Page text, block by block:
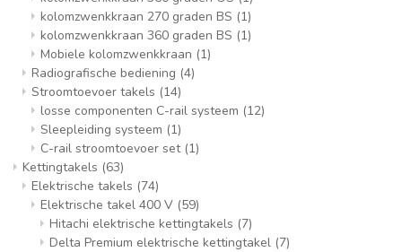
kolomzwenkkraan 270 graden BS (1)
kolomzwenkkraan 360 graden BS (1)
Mobiele kolomzwenkkraan (1)
Radiografische bediening (4)
Stroomtoevoer takels (14)
losse componenten C-rail systeem (12)
Sleepleiding systeem (1)
C-rail stroomtoevoer set (1)
Kettingtakels (63)
Elektrische takels (74)
Elektrische takel 400 V (59)
Hitachi elektrische kettingtakels (7)
Delta Premium elektrische kettingtakel (7)